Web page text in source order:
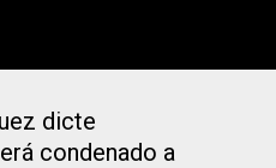
dicte
condenado a